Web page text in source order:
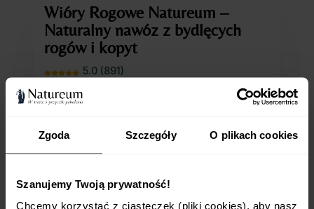
Zgoda Szczegóły O plikach cookies
Szanujemy Twoją prywatność!
Chcemy korzystać z ciasteczek (pliki cookies), aby nasz
Wióry Rogowe Natureum –
Naturalny nawóz z bydlęcych
rogów i kopyt
5.0 (891)